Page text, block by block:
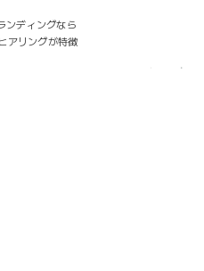
ンディングなら
アリングが特徴